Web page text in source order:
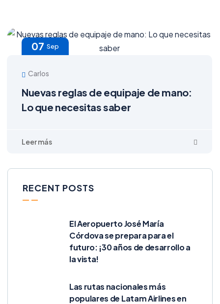
07 Sep
Carlos
Nuevas reglas de equipaje de mano:
Lo que necesitas saber
RECENT POSTS
El Aeropuerto José María
Córdova se prepara para el
futuro: ¡30 años de desarrollo a
la vista!
Las rutas nacionales más
populares de Latam Airlines en